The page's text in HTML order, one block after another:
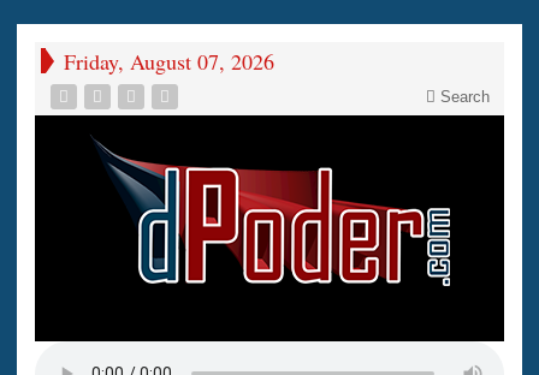
Friday, August 07, 2026
Search